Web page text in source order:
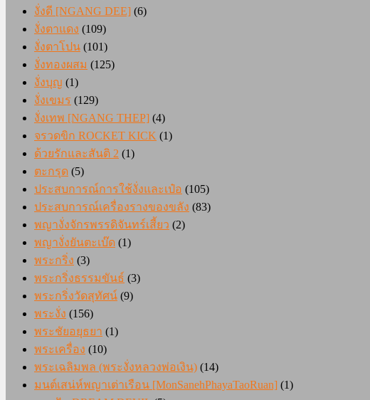
งั่งดี [NGANG DEE] (6)
งั่งตาแดง (109)
งั่งตาโปน (101)
งั่งทองผสม (125)
งั่งบุญ (1)
งั่งเขมร (129)
งั่งเทพ [NGANG THEP] (4)
จรวดขิก ROCKET KICK (1)
ด้วยรักและสันติ 2 (1)
ตะกรุด (5)
ประสบการณ์การใช้งั่งและเป๋อ (105)
ประสบการณ์เครื่องรางของขลัง (83)
พญางั่งจักรพรรดิจันทร์เสี้ยว (2)
พญางั่งยันตะเบ๊ด (1)
พระกริ่ง (3)
พระกริ่งธรรมขันธ์ (3)
พระกริ่งวัดสุทัศน์ (9)
พระงั่ง (156)
พระชัยอยุธยา (1)
พระเครื่อง (10)
พระเฉลิมพล (พระงั่งหลวงพ่อเงิน) (14)
มนต์เสน่ห์พญาเต่าเรือน [MonSanehPhayaTaoRuan] (1)